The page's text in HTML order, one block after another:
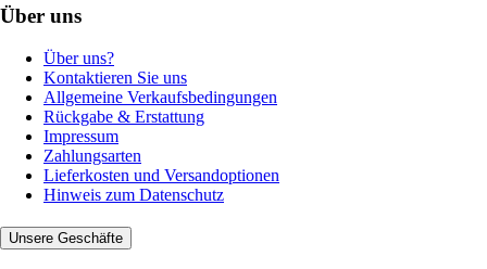
Über uns
Über uns?
Kontaktieren Sie uns
Allgemeine Verkaufsbedingungen
Rückgabe & Erstattung
Impressum
Zahlungsarten
Lieferkosten und Versandoptionen
Hinweis zum Datenschutz
Unsere Geschäfte